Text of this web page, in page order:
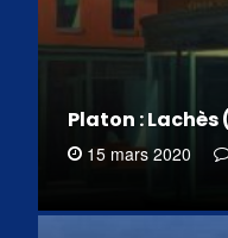
Platon : Lachès
15 mars 2020